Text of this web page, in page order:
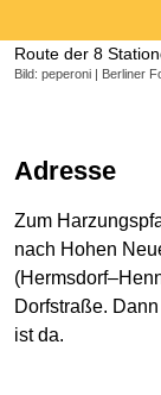
Route der 8
Bild: peperoni | Berliner
Adresse
Zum
nach Hohen
Dorfstraße.
ist da.